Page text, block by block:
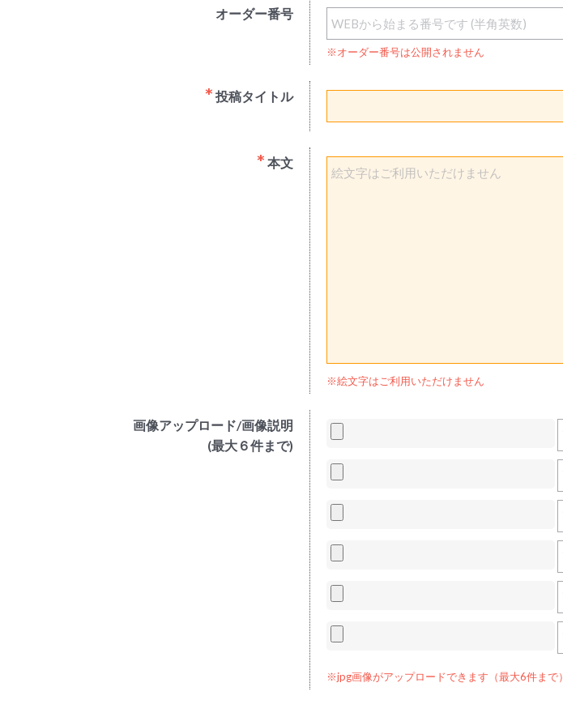
オーダー番号
※オーダー番号は公開されません
投稿タイトル
本文
※絵文字はご利用いただけません
画像アップロード/画像説明
(最大６件まで)
※jpg画像がアップロードできます（最大6件まで）